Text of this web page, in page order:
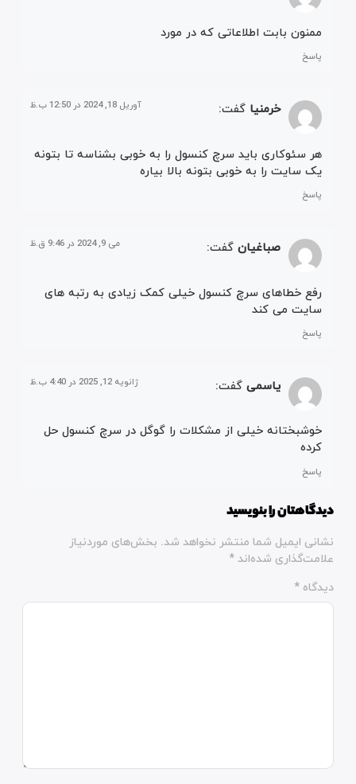
ممنون بابت اطلاعاتی که در مورد
پاسخ
خرمنیا گفت: آوریل 18, 2024 در 12:50 ب.ظ
هر سئوکاری باید سرچ کنسول را به خوبی بشناسه تا بتونه
یک سایت را به خوبی بتونه بالا بیاره
پاسخ
صباغیان گفت: می 9, 2024 در 9:46 ق.ظ
رفع خطاهای سرچ کنسول خیلی کمک زیادی به رتبه های
سایت می کند
پاسخ
یاسمی گفت: ژانویه 12, 2025 در 4:40 ب.ظ
خوشبختانه خیلی از مشکلات را گوگل در سرچ کنسول حل
کرده
پاسخ
دیدگاهتان را بنویسید
نشانی ایمیل شما منتشر نخواهد شد. بخش‌های موردنیاز
علامت‌گذاری شده‌اند *
دیدگاه *